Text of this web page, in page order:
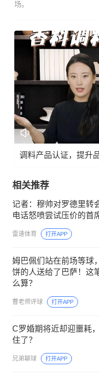
场。
调料产品认证，提升
相关推荐
记者：穆帅对罗德里转
电话怒喷尝试压价的首
雷速体育 打开APP
姆巴佩们站在前场等球
饼的人送给了巴萨！这
么算？
曹老师评球 打开APP
C罗婚期将近却迎噩耗
住了？
兄弟聊球 打开APP